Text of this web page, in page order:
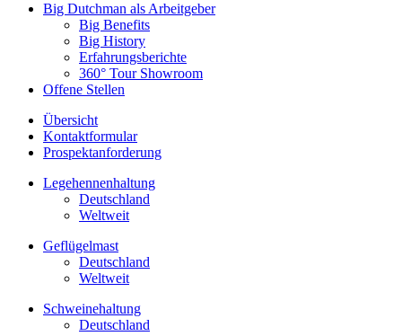
Big Dutchman als Arbeitgeber
Big Benefits
Big History
Erfahrungsberichte
360° Tour Showroom
Offene Stellen
Übersicht
Kontaktformular
Prospektanforderung
Legehennenhaltung
Deutschland
Weltweit
Geflügelmast
Deutschland
Weltweit
Schweinehaltung
Deutschland